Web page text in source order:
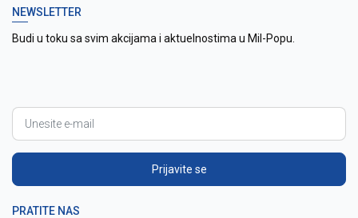
NEWSLETTER
Budi u toku sa svim akcijama i aktuelnostima u Mil-Popu.
Prijavite se
PRATITE NAS